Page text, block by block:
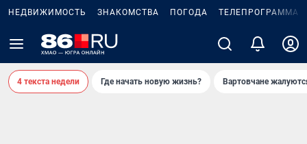
НЕДВИЖИМОСТЬ ЗНАКОМСТВА ПОГОДА ТЕЛЕПРОГРАММА
4 текста недели Где начать новую жизнь? Вартовчане